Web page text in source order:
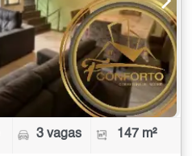
3 vagas 147 m²